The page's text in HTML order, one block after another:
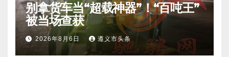
别拿货车当“超载神器”！“百吨王”
被当场查获
2026年8月6日 遵义市头条